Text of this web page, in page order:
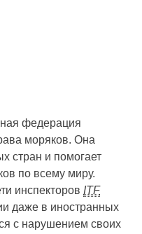
федерация
моряков. Она
стран и помогает
по всему миру.
инспекторов ITF
даже в иностранных
с нарушением своих